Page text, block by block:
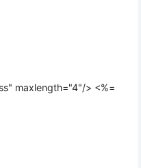
maxlength="4"/> <%=